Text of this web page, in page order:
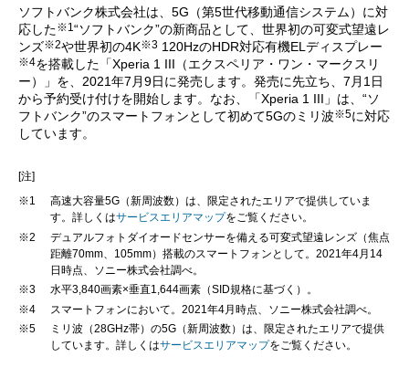
ソフトバンク株式会社は、5G（第5世代移動通信システム）に対
応した※1“ソフトバンク”の新商品として、世界初の可変式望遠レ
ンズ※2や世界初の4K※3 120HzのHDR対応有機ELディスプレー
※4を搭載した「Xperia 1 III（エクスペリア・ワン・マークスリ
ー）」を、2021年7月9日に発売します。発売に先立ち、7月1日
から予約受け付けを開始します。なお、「Xperia 1 III」は、“ソ
フトバンク”のスマートフォンとして初めて5Gのミリ波※5に対応
しています。
[注]
※1
高速大容量5G（新周波数）は、限定されたエリアで提供していま
す。詳しくはサービスエリアマップをご覧ください。
※2
デュアルフォトダイオードセンサーを備える可変式望遠レンズ（焦点
距離70mm、105mm）搭載のスマートフォンとして。2021年4月14
日時点、ソニー株式会社調べ。
※3
水平3,840画素×垂直1,644画素（SID規格に基づく）。
※4
スマートフォンにおいて。2021年4月時点、ソニー株式会社調べ。
※5
ミリ波（28GHz帯）の5G（新周波数）は、限定されたエリアで提供
しています。詳しくはサービスエリアマップをご覧ください。